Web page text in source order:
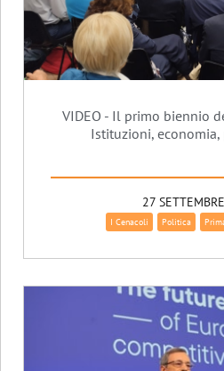
VIDEO - Il primo biennio
Istituzioni,
27
I Cenacoli Politica